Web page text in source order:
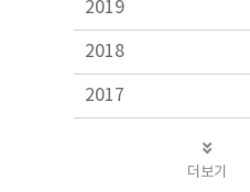
2019
2018
2017
더보기